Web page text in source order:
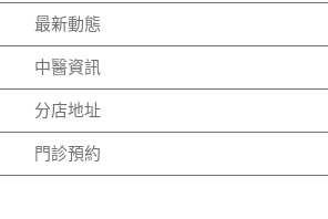
最新動態
中醫資訊
分店地址
門診預約